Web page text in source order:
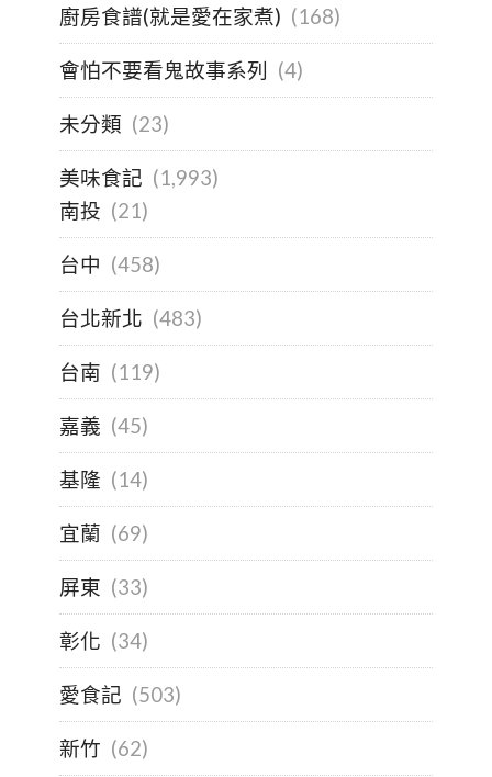
廚房食譜(就是愛在家煮) (168)
會怕不要看鬼故事系列 (4)
未分類 (23)
美味食記 (1,993)
南投 (21)
台中 (458)
台北新北 (483)
台南 (119)
嘉義 (45)
基隆 (14)
宜蘭 (69)
屏東 (33)
彰化 (34)
愛食記 (503)
新竹 (62)